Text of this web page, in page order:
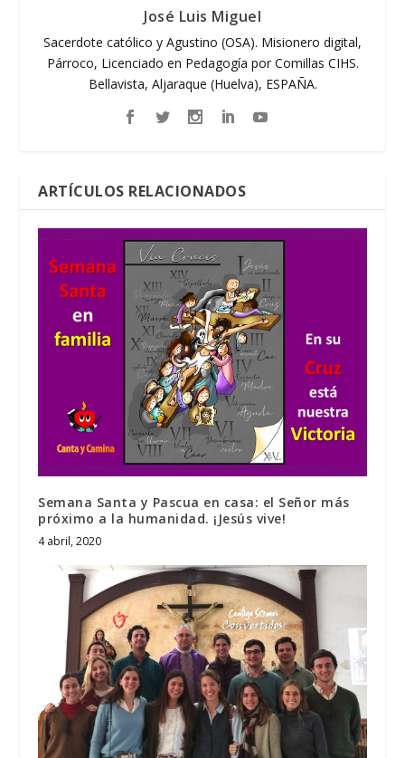
José Luis Miguel
Sacerdote católico y Agustino (OSA). Misionero digital,
Párroco, Licenciado en Pedagogía por Comillas CIHS.
Bellavista, Aljaraque (Huelva), ESPAÑA.
ARTÍCULOS RELACIONADOS
Semana Santa y Pascua en casa: el Señor más
próximo a la humanidad. ¡Jesús vive!
4 abril, 2020